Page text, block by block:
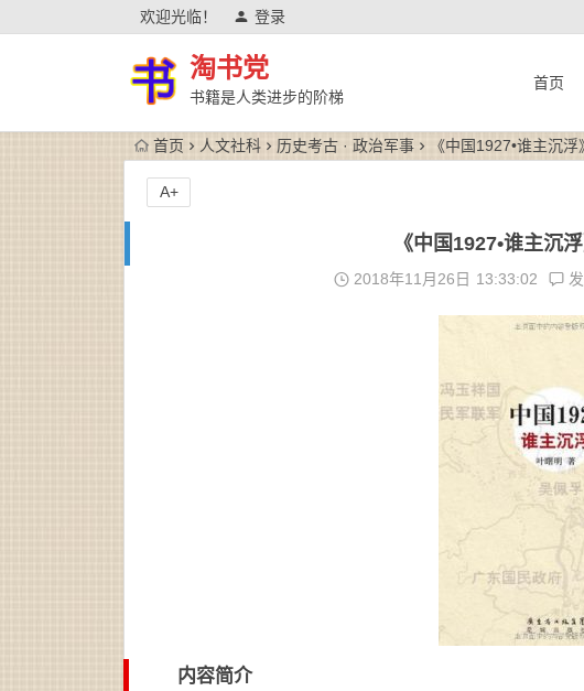
欢迎光临！ 登录
淘书党
书籍是人类进步的阶梯
首页
首页 人文社科 历史考古 · 政治军事 《中国1927•谁主沉
《中国1927•谁主沉
2018年11月26日 13:33:02
内容简介
A+